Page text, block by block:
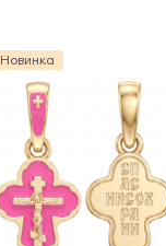
Новинка